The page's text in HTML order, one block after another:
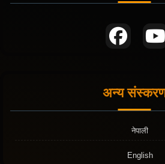
अन्य
नेपाली
English